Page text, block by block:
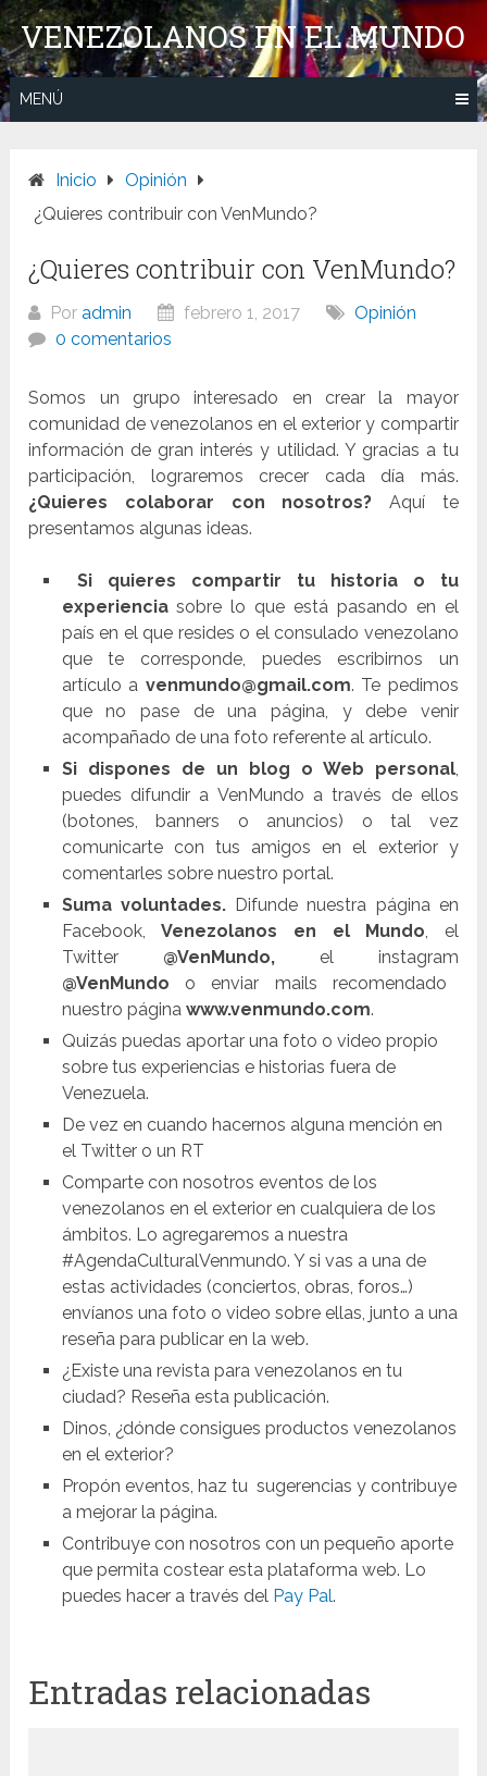
Saltar
al
contenido
VENEZOLANOS EN EL MUNDO
MENÚ
Inicio
Opinión
¿Quieres contribuir con VenMundo?
¿Quieres contribuir con VenMundo?
Poradmin febrero 1, 2017
Opinión
0 comentarios
Somos un grupo interesado en crear la mayor
comunidad de venezolanos en el exterior y compartir
información de gran interés y utilidad. Y gracias a tu
participación, lograremos crecer cada día más.
¿Quieres colaborar con nosotros? Aquí te
presentamos algunas ideas.
Si quieres compartir tu historia o tu
experienciasobre lo que está pasando en el
país en el que resides o el consulado venezolano
que te corresponde, puedes escribirnos un
artículo a venmundo@gmail.com. Te pedimos
que no pase de una página, y debe venir
acompañado de una foto referente al artículo.
Si dispones de un blog o Web personal,
puedes difundir a VenMundo a través de ellos
(botones, banners o anuncios) o tal vez
comunicarte con tus amigos en el exterior y
comentarles sobre nuestro portal.
Suma voluntades.Difunde nuestra página en
Facebook,Venezolanos en el Mundo, el
Twitter @VenMundo, el instagram
@VenMundo o enviar mails recomendado
nuestro páginawww.venmundo.com.
Quizás puedas aportar una foto o video propio
sobre tus experiencias e historias fuera de
Venezuela.
De vez en cuando hacernos alguna mención en
el Twitter o un RT
Comparte con nosotros eventos de los
venezolanos en el exterior en cualquiera de los
ámbitos. Lo agregaremos a nuestra
#AgendaCulturalVenmund0. Y si vas a una de
estas actividades (conciertos, obras, foros…)
envíanos una foto o video sobre ellas, junto a una
reseña para publicar en la web.
¿Existe una revista para venezolanos en tu
ciudad? Reseña esta publicación.
Dinos, ¿dónde consigues productos venezolanos
en el exterior?
Propón eventos, haz tu sugerencias y contribuye
a mejorar la página.
Contribuye con nosotros con un pequeño aporte
que permita costear esta plataforma web. Lo
puedes hacer a través del Pay Pal.
Entradas relacionadas